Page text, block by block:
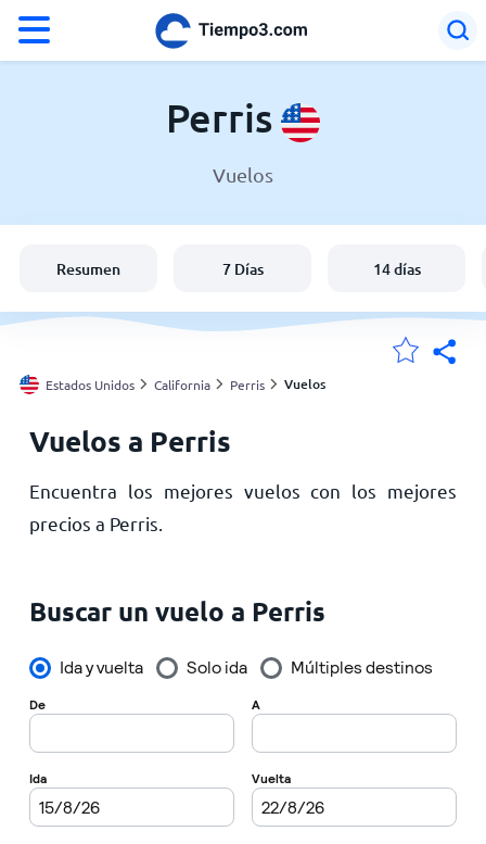
España
Argentina
Mis ubicaciones
Inicio
Perris
Vuelos
Resumen 7 Días 14 días
Estados Unidos California Perris Vuelos
Vuelos a Perris
Encuentra los mejores vuelos con los mejores
precios a Perris.
Buscar un vuelo a Perris